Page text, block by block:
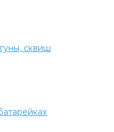
сквиш